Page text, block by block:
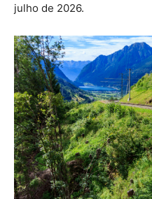
julho de 2026.